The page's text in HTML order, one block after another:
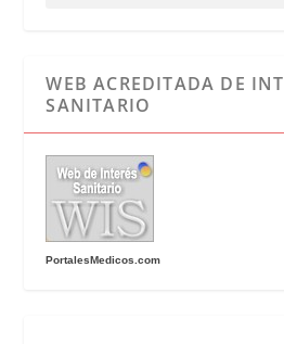
WEB ACREDITADA DE
SANITARIO
PortalesMedicos.com